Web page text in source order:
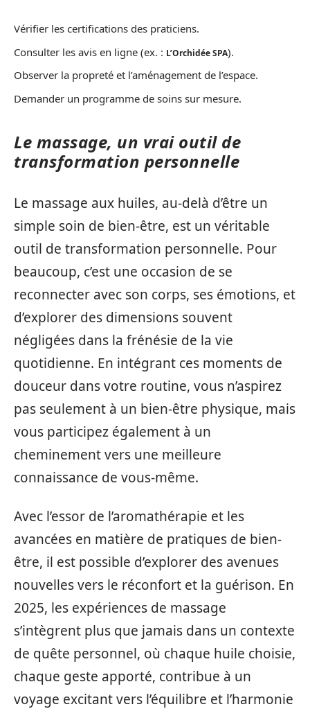
Vérifier les certifications des praticiens.
Consulter les avis en ligne (ex. : L’Orchidée SPA).
Observer la propreté et l’aménagement de l’espace.
Demander un programme de soins sur mesure.
Le massage, un vrai outil de
transformation personnelle
Le massage aux huiles, au-delà d’être un
simple soin de bien-être, est un véritable
outil de transformation personnelle. Pour
beaucoup, c’est une occasion de se
reconnecter avec son corps, ses émotions, et
d’explorer des dimensions souvent
négligées dans la frénésie de la vie
quotidienne. En intégrant ces moments de
douceur dans votre routine, vous n’aspirez
pas seulement à un bien-être physique, mais
vous participez également à un
cheminement vers une meilleure
connaissance de vous-même.
Avec l’essor de l’aromathérapie et les
avancées en matière de pratiques de bien-
être, il est possible d’explorer des avenues
nouvelles vers le réconfort et la guérison. En
2025, les expériences de massage
s’intègrent plus que jamais dans un contexte
de quête personnel, où chaque huile choisie,
chaque geste apporté, contribue à un
voyage excitant vers l’équilibre et l’harmonie